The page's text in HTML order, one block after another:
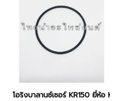
โอริงบาลานซ์เซอร์ KR150 ยี่ห้อ KAWASAKI